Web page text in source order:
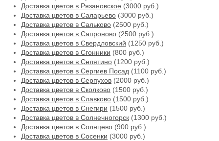
Доставка цветов в Рязановское (3000 руб.)
Доставка цветов в Саларьево (3000 руб.)
Доставка цветов в Сальково (2500 руб.)
Доставка цветов в Сапроново (2500 руб.)
Доставка цветов в Свердловский (1250 руб.)
Доставка цветов в Сгонники (800 руб.)
Доставка цветов в Селятино (1200 руб.)
Доставка цветов в Сергиев Посад (1100 руб.)
Доставка цветов в Серпухов (2000 руб.)
Доставка цветов в Сколково (1500 руб.)
Доставка цветов в Славково (1500 руб.)
Доставка цветов в Снегири (1500 руб.)
Доставка цветов в Солнечногорск (1300 руб.)
Доставка цветов в Солнцево (900 руб.)
Доставка цветов в Сосенки (3000 руб.)